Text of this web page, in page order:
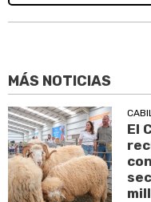
MÁS NOTICIAS
El